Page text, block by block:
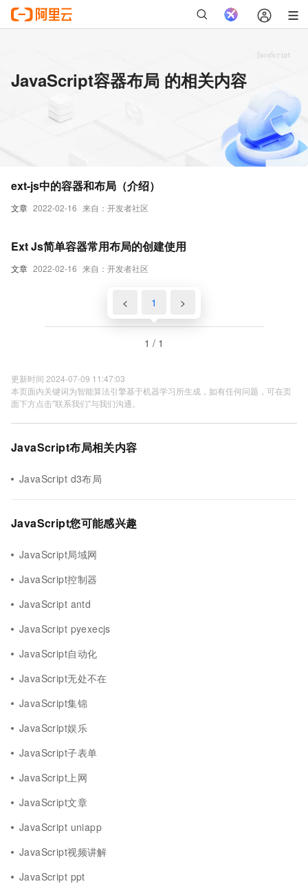
JavaScript容器布局 的相关内容
文章 2022-02-16 来自：开发者社区
ext-js中的容器和布局（介绍）
文章 2022-02-16 来自：开发者社区
Ext Js简单容器常用布局的创建使用
< 1 >
1 / 1
更新时间 2024-07-09 11:47:03
本页面内关键词为智能算法引擎基于机器学习所生成，如有任何问题，可在页
面下方点击"联系我们"与我们沟通。
JavaScript布局相关内容
JavaScript d3布局
JavaScript您可能感兴趣
JavaScript局域网
JavaScript控制器
JavaScript antd
JavaScript pyexecjs
JavaScript自动化
JavaScript无处不在
JavaScript集锦
JavaScript娱乐
JavaScript子表单
JavaScript上网
JavaScript文章
JavaScript uniapp
JavaScript视频讲解
JavaScript ppt